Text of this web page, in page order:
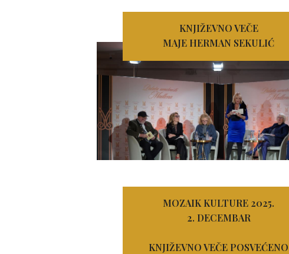
KNJIŽEVNO VEČE
MAJE HERMAN SEKULIĆ
MOZAIK KULTURE 2025.
2. DECEMBAR
KNJIŽEVNO VEČE POSVEĆENO